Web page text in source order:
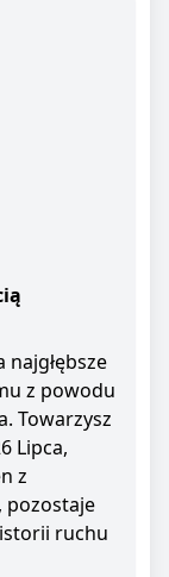
najgłębsze
z powodu
Towarzysz
Lipca,
z
pozostaje
ruchu